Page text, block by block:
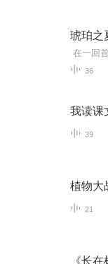
琥珀之
36
我读课
39
植物大
21
《长